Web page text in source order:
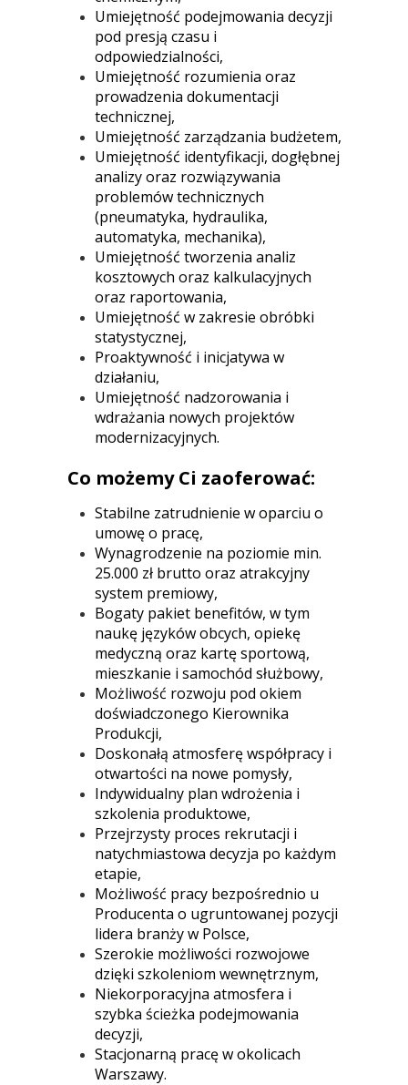
Umiejętność podejmowania decyzji
pod presją czasu i
odpowiedzialności,
Umiejętność rozumienia oraz
prowadzenia dokumentacji
technicznej,
Umiejętność zarządzania budżetem,
Umiejętność identyfikacji, dogłębnej
analizy oraz rozwiązywania
problemów technicznych
(pneumatyka, hydraulika,
automatyka, mechanika),
Umiejętność tworzenia analiz
kosztowych oraz kalkulacyjnych
oraz raportowania,
Umiejętność w zakresie obróbki
statystycznej,
Proaktywność i inicjatywa w
działaniu,
Umiejętność nadzorowania i
wdrażania nowych projektów
modernizacyjnych.
Co możemy Ci zaoferować:
Stabilne zatrudnienie w oparciu o
umowę o pracę,
Wynagrodzenie na poziomie min.
25.000 zł brutto oraz atrakcyjny
system premiowy,
Bogaty pakiet benefitów, w tym
naukę języków obcych, opiekę
medyczną oraz kartę sportową,
mieszkanie i samochód służbowy,
Możliwość rozwoju pod okiem
doświadczonego Kierownika
Produkcji,
Doskonałą atmosferę współpracy i
otwartości na nowe pomysły,
Indywidualny plan wdrożenia i
szkolenia produktowe,
Przejrzysty proces rekrutacji i
natychmiastowa decyzja po każdym
etapie,
Możliwość pracy bezpośrednio u
Producenta o ugruntowanej pozycji
lidera branży w Polsce,
Szerokie możliwości rozwojowe
dzięki szkoleniom wewnętrznym,
Niekorporacyjna atmosfera i
szybka ścieżka podejmowania
decyzji,
Stacjonarną pracę w okolicach
Warszawy.